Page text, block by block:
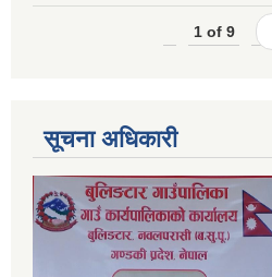
1 of 9
सूचना अधिकारी